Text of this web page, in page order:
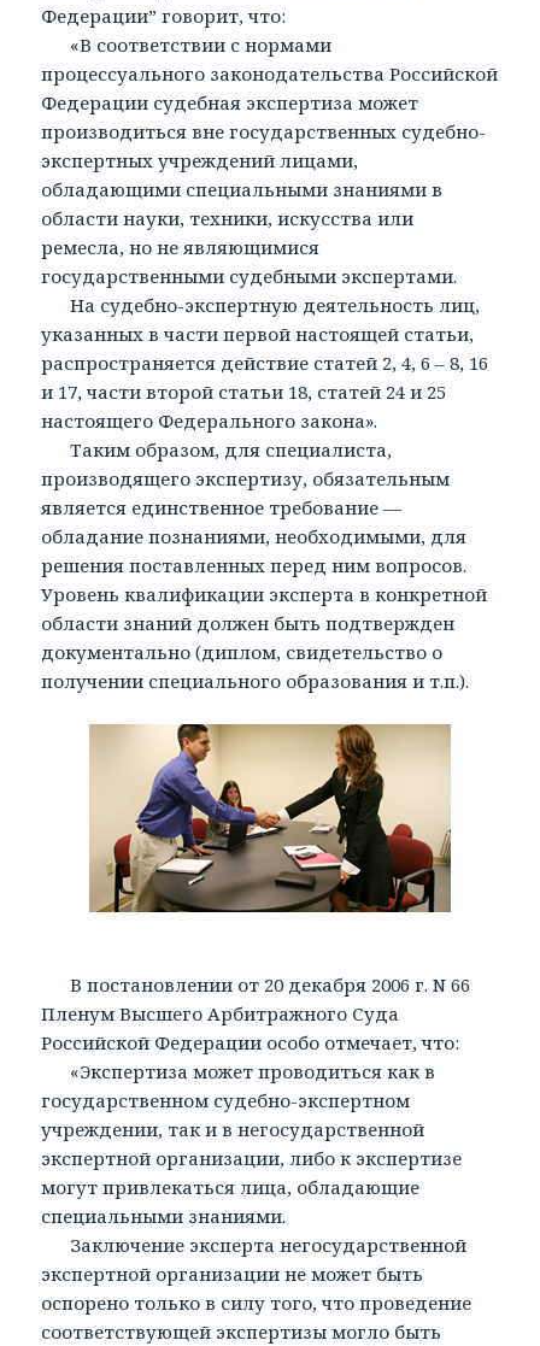
Федерации” говорит, что:
«В соответствии с нормами
процессуального законодательства Российской
Федерации судебная экспертиза может
производиться вне государственных судебно-
экспертных учреждений лицами,
обладающими специальными знаниями в
области науки, техники, искусства или
ремесла, но не являющимися
государственными судебными экспертами.
На судебно-экспертную деятельность лиц,
указанных в части первой настоящей статьи,
распространяется действие статей 2, 4, 6 – 8, 16
и 17, части второй статьи 18, статей 24 и 25
настоящего Федерального закона».
Таким образом, для специалиста,
производящего экспертизу, обязательным
является единственное требование —
обладание познаниями, необходимыми, для
решения поставленных перед ним вопросов.
Уровень квалификации эксперта в конкретной
области знаний должен быть подтвержден
документально (диплом, свидетельство о
получении специального образования и т.п.).
В постановлении от 20 декабря 2006 г. N 66
Пленум Высшего Арбитражного Суда
Российской Федерации особо отмечает, что:
«Экспертиза может проводиться как в
государственном судебно-экспертном
учреждении, так и в негосударственной
экспертной организации, либо к экспертизе
могут привлекаться лица, обладающие
специальными знаниями.
Заключение эксперта негосударственной
экспертной организации не может быть
оспорено только в силу того, что проведение
соответствующей экспертизы могло быть